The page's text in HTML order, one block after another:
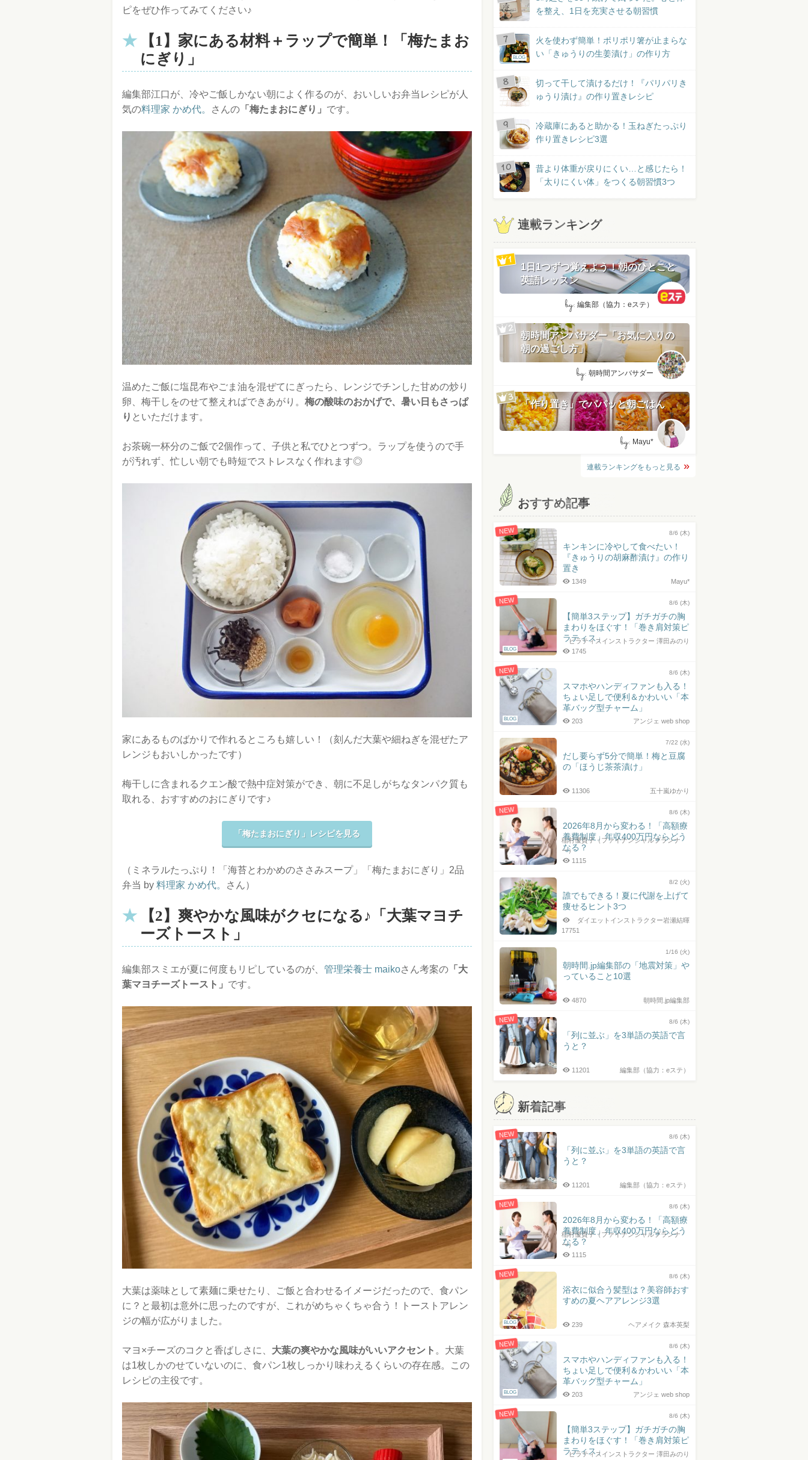
ピをぜひ作ってみてください♪
【1】家にある材料＋ラップで簡単！「梅たまお
にぎり」
編集部江口が、冷やご飯しかない朝によく作るのが、おいしいお弁当レシピが人
気の料理家 かめ代。 さんの 「梅たまおにぎり」 です。
温めたご飯に塩昆布やごま油を混ぜてにぎったら、レンジでチンした甘めの炒り
卵、梅干しをのせて整えればできあがり。 梅の酸味のおかげで、暑い日もさっぱ
り といただけます。
お茶碗一杯分のご飯で2個作って、子供と私でひとつずつ。ラップを使うので手
が汚れず、忙しい朝でも時短でストレスなく作れます◎
家にあるものばかりで作れるところも嬉しい！（刻んだ大葉や細ねぎを混ぜたア
レンジもおいしかったです）
梅干しに含まれるクエン酸で熱中症対策ができ、朝に不足しがちなタンパク質も
取れる、おすすめのおにぎりです♪
「梅たまおにぎり」レシピを見る
（ミネラルたっぷり！「海苔とわかめのささみスープ」「梅たまおにぎり」2品
弁当 by 料理家 かめ代。 さん）
【2】爽やかな風味がクセになる♪「大葉マヨチ
ーズトースト」
編集部スミエが夏に何度もリピしているのが、 管理栄養士 maikoさん考案の 「大
葉マヨチーズトースト」 です。
大葉は薬味として素麺に乗せたり、ご飯と合わせるイメージだったので、食パン
に？と最初は意外に思ったのですが、これがめちゃくちゃ合う！トーストアレン
ジの幅が広がりました。
マヨ×チーズのコクと香ばしさに、 大葉の爽やかな風味がいいアクセント 。大葉
は1枚しかのせていないのに、食パン1枚しっかり味わえるくらいの存在感。この
レシピの主役です。
を整え、1日を充実させる朝習慣
BLOG
火を使わず簡単！ポリポリ箸が止まらな
い「きゅうりの生姜漬け」の作り方
切って干して漬けるだけ！『パリパリき
ゅうり漬け』の作り置きレシピ
冷蔵庫にあると助かる！玉ねぎたっぷり
作り置きレシピ3選
昔より体重が戻りにくい…と感じたら！
「太りにくい体」をつくる朝習慣3つ
連載ランキング
1日1つずつ覚えよう！朝のひとこと
英語レッスン
by: 編集部（協力：eステ）
朝時間アンバサダー「お気に入りの
朝の過ごし方」
by: 朝時間アンバサダー
「作り置き」でパパッと朝ごはん
by: Mayu*
連載ランキングをもっと見る
おすすめ記事
NEW 8/6 (木)
キンキンに冷やして食べたい！
『きゅうりの胡麻酢漬け』の作り
置き
Mayu*
1349
NEW
BLOG
8/6 (木)
【簡単3ステップ】ガチガチの胸
まわりをほぐす！「巻き肩対策ピ
ラティス」
ピラティスインストラクター 澤田みのり
1745
NEW
BLOG
8/6 (木)
スマホやハンディファンも入る！
ちょい足しで便利＆かわいい「本
革バッグ型チャーム」
アンジェ web shop
203
7/22 (水)
だし要らず5分で簡単！梅と豆腐
の「ほうじ茶茶漬け」
五十嵐ゆかり
11306
NEW 8/6 (木)
2026年8月から変わる！「高額療
養費制度」年収400万円ならどう
なる？
稲村優貴子（ファイナンシャルプランナ
ー）
1115
8/2 (火)
誰でもできる！夏に代謝を上げて
痩せるヒント3つ
ダイエットインストラクター岩瀬結暉
17751
1/16 (火)
朝時間.jp編集部の「地震対策」や
っていること10選
朝時間.jp編集部
4870
NEW 8/6 (木)
「列に並ぶ」を3単語の英語で言
うと？
編集部（協力：eステ）
11201
新着記事
NEW 8/6 (木)
「列に並ぶ」を3単語の英語で言
うと？
編集部（協力：eステ）
11201
NEW 8/6 (木)
2026年8月から変わる！「高額療
養費制度」年収400万円ならどう
なる？
稲村優貴子（ファイナンシャルプランナ
ー）
1115
NEW
BLOG
8/6 (木)
浴衣に似合う髪型は？美容師おす
すめの夏ヘアアレンジ3選
ヘアメイク 森本英梨
239
NEW
BLOG
8/6 (木)
スマホやハンディファンも入る！
ちょい足しで便利＆かわいい「本
革バッグ型チャーム」
アンジェ web shop
203
NEW 8/6 (木)
【簡単3ステップ】ガチガチの胸
まわりをほぐす！「巻き肩対策ピ
ラティス」
ピラティスインストラクター 澤田みのり